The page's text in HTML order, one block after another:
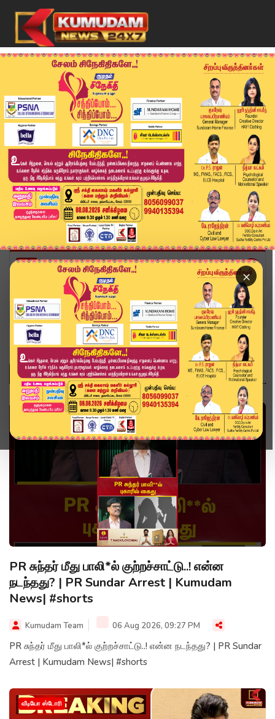
×
Home Topics
PR சுந்தர் மீது பாலி*ல் குற்றச்சாட்டு..! என்ன
நடந்தது? | PR Sundar Arrest | Kumudam
News| #shorts
Kumudam Team 06 Aug 2026, 09:27 PM
PR சுந்தர் மீது பாலி*ல் குற்றச்சாட்டு..! என்ன நடந்தது? | PR Sundar
Arrest | Kumudam News| #shorts
வீடியோ ஸ்டோரி